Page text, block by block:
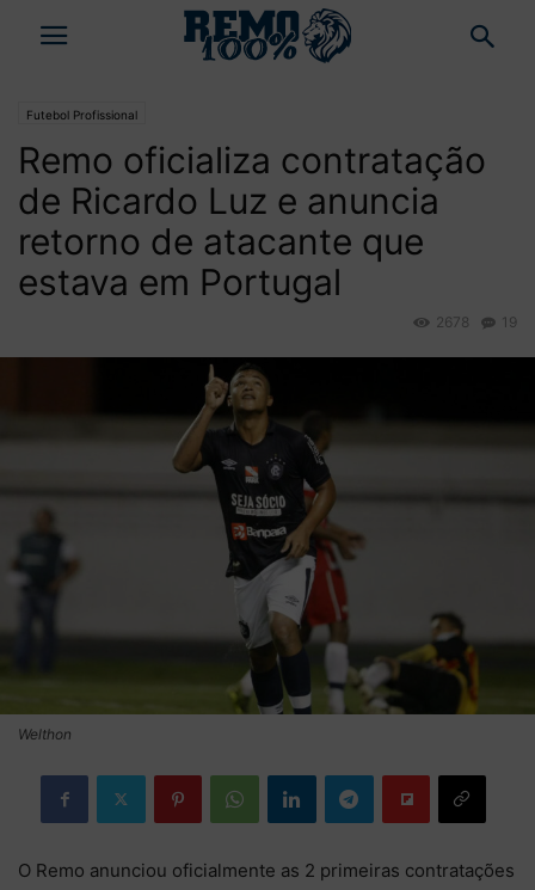
Futebol Profissional
Remo oficializa contratação
de Ricardo Luz e anuncia
retorno de atacante que
estava em Portugal
19
2678
Welthon
O Remo anunciou oficialmente as 2 primeiras contratações